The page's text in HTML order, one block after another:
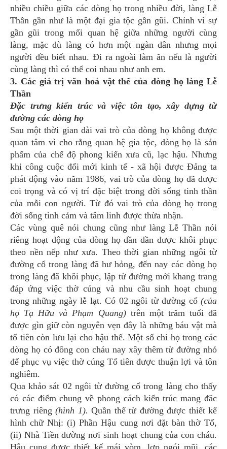
nhiều chiều giữa các dòng họ trong nhiều đời, làng Lễ
Thần gần như là một đại gia tộc gần gũi. Chính vì sự
gần gũi trong mối quan hệ giữa những người cùng
làng, mặc dù làng có hơn một ngàn dân nhưng mọi
người đều biết nhau. Đi ra ngoài làm ăn nếu là người
cùng làng thì có thể coi nhau như anh em.
3. Các giá trị văn hoá vật thể của dòng họ làng Lễ
Thần
Đặc trưng kiến trúc và việc tôn tạo, xây dựng từ
đường các dòng họ
Sau một thời gian dài vai trò của dòng họ không được
quan tâm vì cho rằng quan hệ gia tộc, dòng họ là sản
phẩm của chế độ phong kiến xưa cũ, lạc hậu. Nhưng
khi công cuộc đổi mới kinh tế - xã hội được Đảng ta
phát động vào năm 1986, vai trò của dòng họ đã được
coi trọng và có vị trí đặc biệt trong đời sống tinh thần
của mỗi con người. Từ đó vai trò của dòng họ trong
đời sống tình cảm và tâm linh được thừa nhận.
Các vùng quê nói chung cũng như làng Lễ Thần nói
riêng hoạt động của dòng họ dần dần được khôi phục
theo nền nếp như xưa. Theo thời gian những ngôi từ
đường cổ trong làng đã hư hỏng, đến nay các dòng họ
trong làng đã khôi phục, lập từ đường mới khang trang
đáp ứng việc thờ cúng và nhu cầu sinh hoạt chung
trong những ngày lễ lạt. Có 02 ngôi từ đường cổ (của
họ Tạ Hữu và Phạm Quang)trên một trăm tuổi đã
được gìn giữ còn nguyên vẹn đây là những báu vật mà
tổ tiên còn lưu lại cho hậu thế. Một số chi họ trong các
dòng họ có đông con cháu nay xây thêm từ đường nhỏ
để phục vụ việc thờ cúng Tổ tiên được thuận lợi và tôn
nghiêm.
Qua khảo sát 02 ngôi từ đường cổ trong làng cho thấy
có các điểm chung về phong cách kiến trúc mang đăc
trưng riêng (hình 1). Quần thể từ đường được thiết kế
hình chữ Nhị: (i) Phần Hậu cung nơi đặt bàn thờ Tổ,
(ii) Nhà Tiền đường nơi sinh hoạt chung của con cháu.
Hậu cung được thiết kế mái vòm, lợp ngói mũi, các